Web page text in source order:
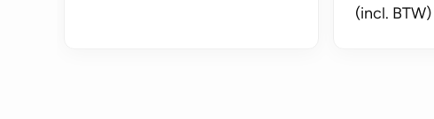
(incl. BTW)